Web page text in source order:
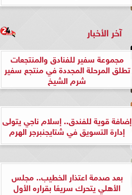
آخر الأخبار
مجموعة سفير للفنادق والمنتجعات
تطلق المرحلة المجددة في منتجع سفير
شرم الشيخ
إضافة قوية للفندق.. إسلام ناجي يتولى
إدارة التسويق في شتايجنبرجر الهرم
بعد صدمة اعتذار الخطيب.. مجلس
الأهلي يتحرك سريعًا بقراره الأول